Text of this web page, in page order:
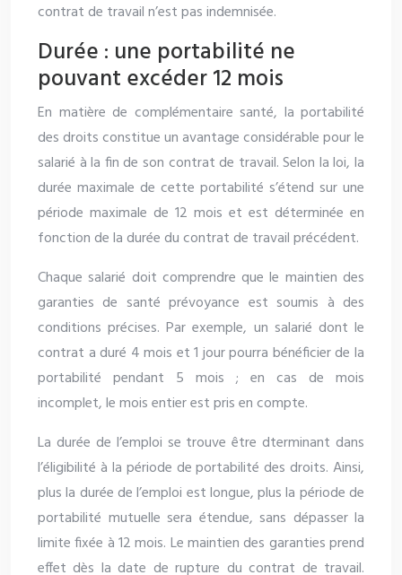
contrat de travail n’est pas indemnisée.
Durée : une portabilité ne
pouvant excéder 12 mois
En matière de complémentaire santé, la portabilité
des droits constitue un avantage considérable pour le
salarié à la fin de son contrat de travail. Selon la loi, la
durée maximale de cette portabilité s’étend sur une
période maximale de 12 mois et est déterminée en
fonction de la durée du contrat de travail précédent.
Chaque salarié doit comprendre que le maintien des
garanties de santé prévoyance est soumis à des
conditions précises. Par exemple, un salarié dont le
contrat a duré 4 mois et 1 jour pourra bénéficier de la
portabilité pendant 5 mois ; en cas de mois
incomplet, le mois entier est pris en compte.
La durée de l’emploi se trouve être dterminant dans
l’éligibilité à la période de portabilité des droits. Ainsi,
plus la durée de l’emploi est longue, plus la période de
portabilité mutuelle sera étendue, sans dépasser la
limite fixée à 12 mois. Le maintien des garanties prend
effet dès la date de rupture du contrat de travail.